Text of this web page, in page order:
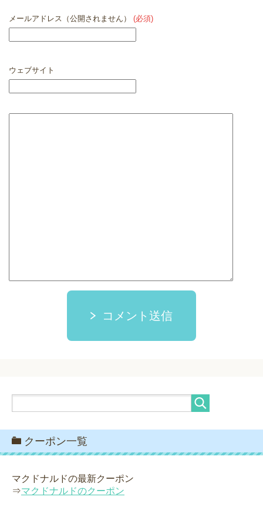
メールアドレス（公開されません） (必須)
ウェブサイト
コメント送信
クーポン一覧
マクドナルドの最新クーポン
⇒マクドナルドのクーポン